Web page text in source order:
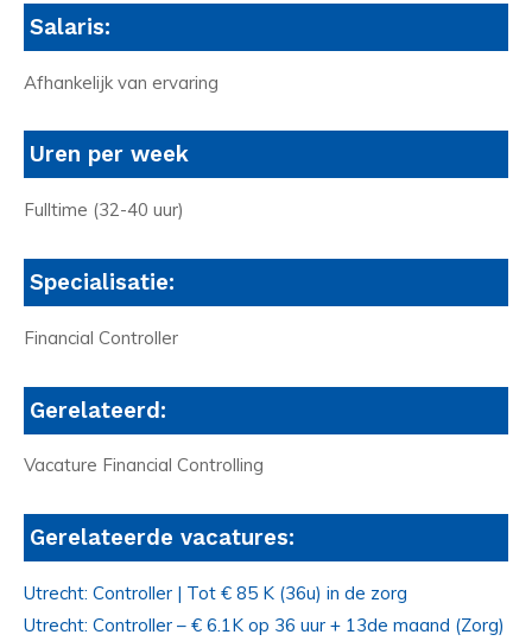
Salaris:
Afhankelijk van ervaring
Uren per week
Fulltime (32-40 uur)
Specialisatie:
Financial Controller
Gerelateerd:
Vacature Financial Controlling
Gerelateerde vacatures:
Utrecht: Controller | Tot € 85 K (36u) in de zorg
Utrecht: Controller – € 6.1K op 36 uur + 13de maand (Zorg)